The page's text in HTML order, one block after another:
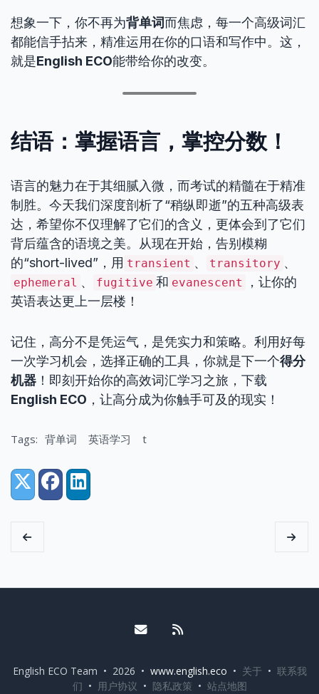
想象一下，你不再为背单词而焦虑，每一个高级词汇
都能信手拈来，精准运用在你的口语和写作中。这，
就是English ECO能带给你的改变。
结语：掌握语言，掌控分数！
语言的魅力在于其细腻入微，而考试的精髓在于精准
制胜。今天我们深度剖析了“稍纵即逝”的五种高级表
达，希望你不仅理解了它们的含义，更体会到了它们
背后蕴含的语境之美。从现在开始，告别模糊
的“short-lived”，用 transient 、 transitory 、
ephemeral 、 fugitive 和 evanescent
，让你的
英语表达更上一层楼！
记住，高分不是凭运气，是凭实力和策略。利用好每
一次学习机会，选择正确的工具，你就是下一个得分
机器 ！即刻开始你的高效词汇学习之旅，下载
English ECO ，让高分成为你触手可及的现实！
Tags: 背单词 英语学习 t
Share:
X (Twitter)
FacebookLinkedIn
Email me
English ECO Team • 2026 • www.english.eco • 关于 • 联系我
们 • 用户协议 • 隐私政策 • 站点地图